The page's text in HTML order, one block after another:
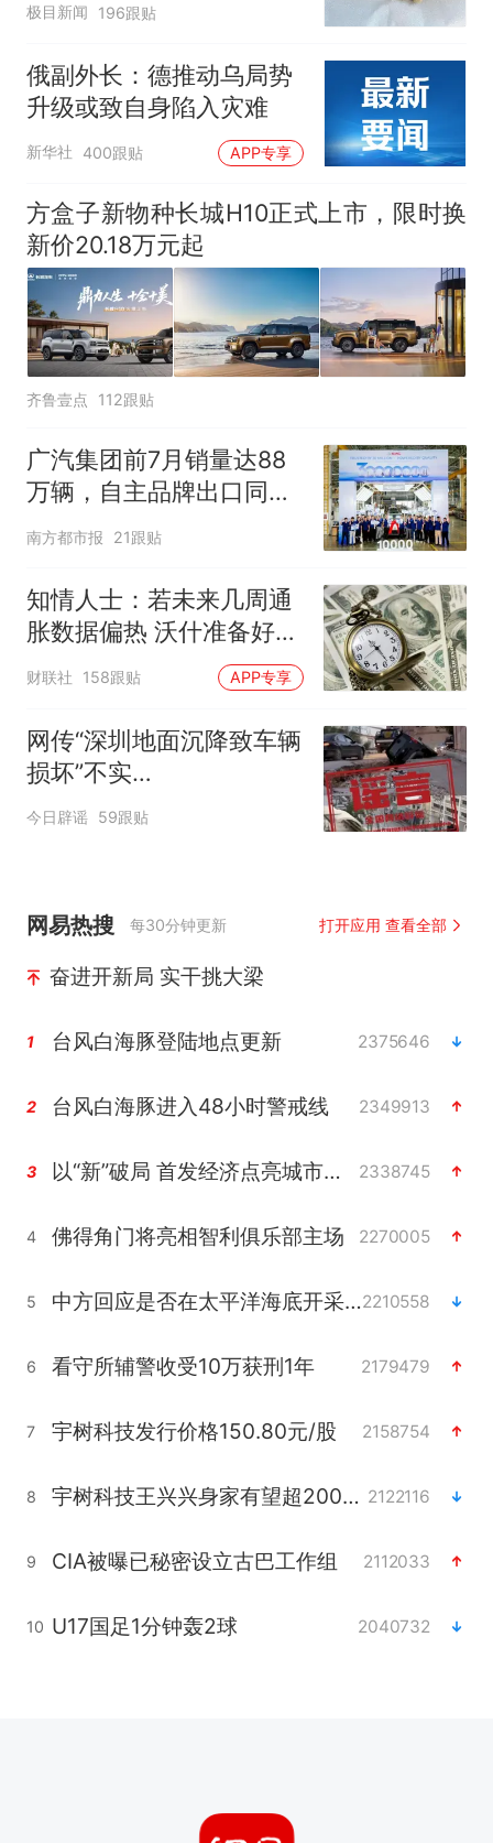
极目新闻 196跟贴
俄副外长：德推动乌局势
升级或致自身陷入灾难
新华社 400跟贴 APP专享
方盒子新物种长城H10正式上市，限时换
新价20.18万元起
齐鲁壹点 112跟贴
广汽集团前7月销量达88
万辆，自主品牌出口同比
增130%
南方都市报 21跟贴
知情人士：若未来几周通
胀数据偏热 沃什准备好加
息
财联社 158跟贴 APP专享
网传“深圳地面沉降致车辆
损坏”不实
（2026·08·06）
今日辟谣 59跟贴
网易热搜 每30分钟更新 打开应用 查看全部
奋进开新局 实干挑大梁
1 台风白海豚登陆地点更新 2375646
2 台风白海豚进入48小时警戒线 2349913
3 以“新”破局 首发经济点亮城市消费活力 2338745
4 佛得角门将亮相智利俱乐部主场 2270005
5 中方回应是否在太平洋海底开采稀土2210558
6 看守所辅警收受10万获刑1年 2179479
7 宇树科技发行价格150.80元/股 2158754
8 宇树科技王兴兴身家有望超200亿元 2122116
9 CIA被曝已秘密设立古巴工作组 2112033
10 U17国足1分钟轰2球 2040732